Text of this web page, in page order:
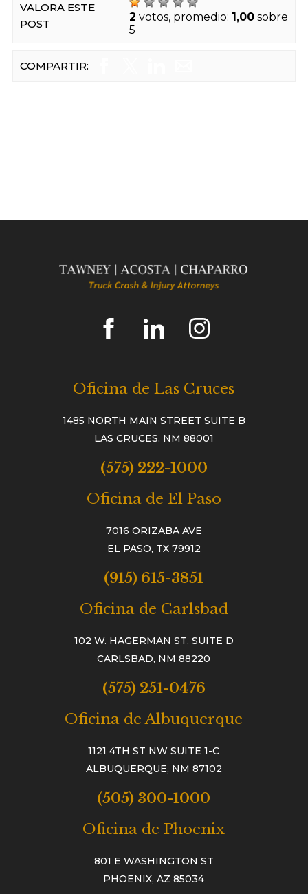
VALORA ESTE
POST
2 votos, promedio: 1,00sobre
5
COMPARTIR:
Oficina de Las Cruces
1485 NORTH MAIN STREET SUITE B
LAS CRUCES, NM 88001
(575) 222-1000
Oficina de El Paso
7016 ORIZABA AVE
EL PASO, TX 79912
(915) 615-3851
Oficina de Carlsbad
102 W. HAGERMAN ST. SUITE D
CARLSBAD, NM 88220
(575) 251-0476
Oficina de Albuquerque
1121 4TH ST NW SUITE 1-C
ALBUQUERQUE, NM 87102
(505) 300-1000
Oficina de Phoenix
801 E WASHINGTON ST
PHOENIX, AZ 85034